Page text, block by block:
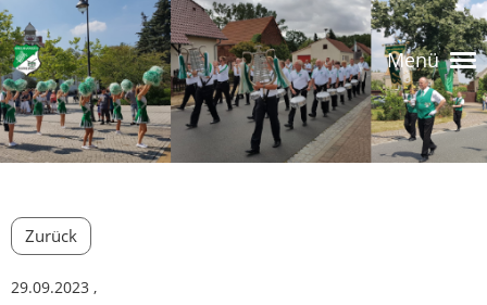
Menü
Zurück
29.09.2023 ,